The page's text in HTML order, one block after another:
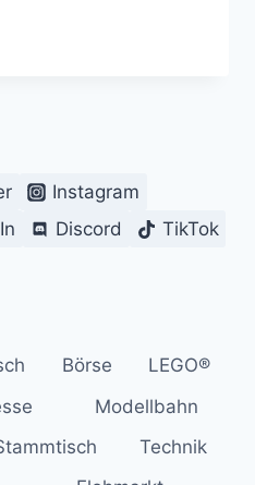
Instagram
Discord TikTok
Börse
LEGO®
Modellbahn
Technik